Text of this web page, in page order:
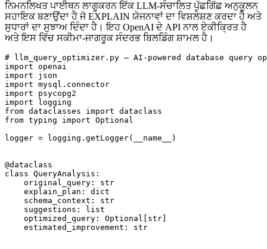
ਨਿਮਨਲਿਖਤ ਪਾਈਥਨ ਲਾਗੂਕਰਨ ਇੱਕ LLM-ਸੰਚਾਲਿਤ ਪੁੱਛਗਿੱਛ ਅਨੁਕੂਲਨ
ਸਹਾਇਕ ਬਣਾਉਂਦਾ ਹੈ ਜੋ EXPLAIN ਯੋਜਨਾਵਾਂ ਦਾ ਵਿਸ਼ਲੇਸ਼ਣ ਕਰਦਾ ਹੈ ਅਤੇ
ਸੁਧਾਰਾਂ ਦਾ ਸੁਝਾਅ ਦਿੰਦਾ ਹੈ। ਇਹ OpenAI ਦੇ API ਨਾਲ ਏਕੀਕ੍ਰਿਤ ਹੈ
ਅਤੇ ਇਸ ਵਿੱਚ ਸਕੀਮਾ-ਜਾਗਰੂਕ ਸੰਦਰਭ ਬਿਲਡਿੰਗ ਸ਼ਾਮਲ ਹੈ।
# llm_query_optimizer.py — AI-powered database query
import openai
import json
import mysql.connector
import psycopg2
import logging
from dataclasses import dataclass
from typing import Optional
logger = logging.getLogger(__name__)
@dataclass
class QueryAnalysis:
    original_query: str
    explain_plan: dict
    schema_context: str
    suggestions: list
    optimized_query: Optional[str]
    estimated_improvement: str